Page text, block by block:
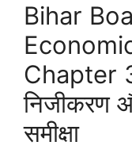
Bihar
Chapter
निजीकरण
समीक्षा